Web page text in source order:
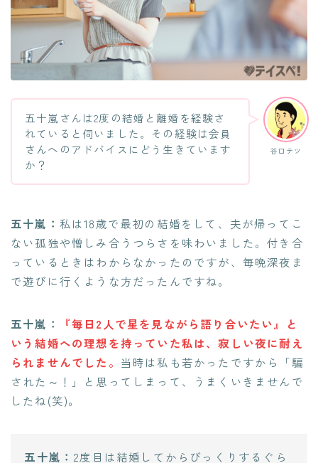
谷口テツ
五十嵐さんは2度の結婚と離婚を経験さ
れていると伺いました。その経験は会員
さんへのアドバイスにどう生きています
か？
五十嵐： 私は18歳で最初の結婚をして、夫が帰ってこ
ない孤独や憎しみ合うつらさを味わいました。付き合
っているときはわからなかったのですが、毎晩深夜ま
で遊びに行くような方だったんですね。
五十嵐：
『毎日2人で星を見ながら語り合いたい』と
いう結婚への理想を持っていた私は、寂しい夜に耐え
られませんでした。 当時は私も若かったですから「騙
された～！」と思ってしまって、うまくいきませんで
したね(笑)。
五十嵐： 2度目は結婚してからびっくりするぐら